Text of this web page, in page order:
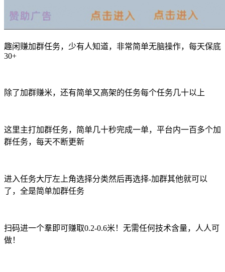
趣闲赚加群任务，少有人知道，非常简单无脑操作，每天保底
30+
除了加群赚米，还有简单又高架的任务每个任务几十以上
这里主打加群任务，简单几十秒完成一单，平台内一百多个加
群任务，每天不断更新
进入任务大厅左上角选择分类然后再选择-加群其他就可以
了，全是简单加群任务
扫码进一个羣即可赚取0.2-0.6米！无需任何技术含量，人人可
做！